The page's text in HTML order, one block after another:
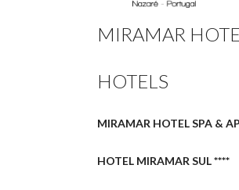
MIRAMAR
HOTELS
MIRAMAR HOTEL SPA &
HOTEL MIRAMAR SUL ****